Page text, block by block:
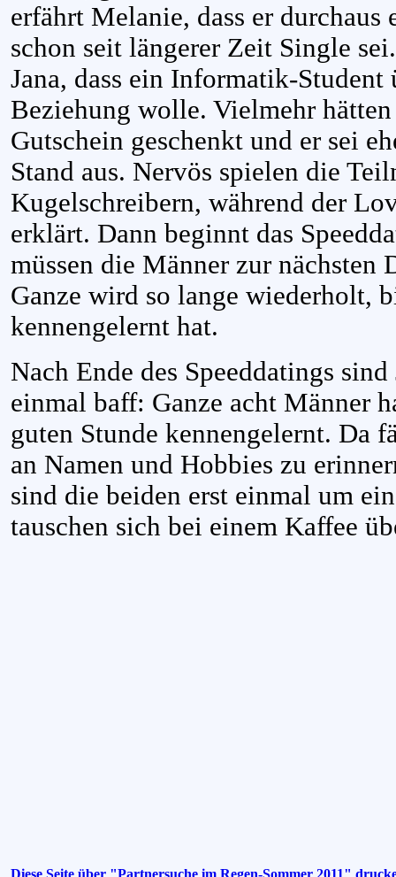
erfährt Melanie, dass er durchaus
schon seit längerer Zeit Single
Jana, dass ein Informatik-Student
Beziehung wolle. Vielmehr
Gutschein geschenkt und er sei
Stand aus. Nervös spielen die
Kugelschreibern, während der
erklärt. Dann beginnt das
müssen die Männer zur nächsten
Ganze wird so lange wiederholt,
kennengelernt hat.
Nach Ende des Speeddatings
einmal baff: Ganze acht Männer
guten Stunde kennengelernt. Da
an Namen und Hobbies zu
sind die beiden erst einmal um
tauschen sich bei einem Kaffee
Diese Seite über "Partnersuche im Regen-Sommer 2011"